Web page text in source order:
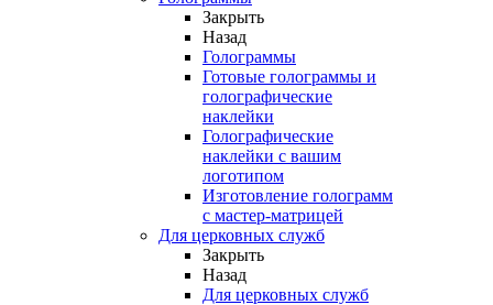
Закрыть
Назад
Голограммы
Готовые голограммы и
голографические
наклейки
Голографические
наклейки с вашим
логотипом
Изготовление голограмм
с мастер-матрицей
Для церковных служб
Закрыть
Назад
Для церковных служб